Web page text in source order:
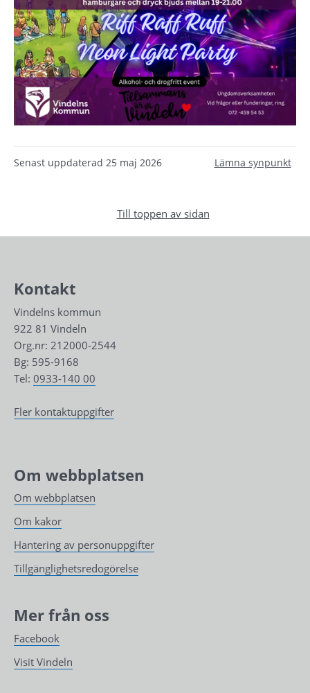
Senast uppdaterad 25 maj 2026 Lämna synpunkt
Till toppen av sidan
Kontakt
Vindelns kommun
922 81 Vindeln
Org.nr: 212000-2544
Bg: 595-9168
Tel: 0933-140 00
Fler kontaktuppgifter
Om webbplatsen
Om webbplatsen
Om kakor
Hantering av personuppgifter
Tillgänglighetsredogörelse
Mer från oss
Facebook
Visit Vindeln